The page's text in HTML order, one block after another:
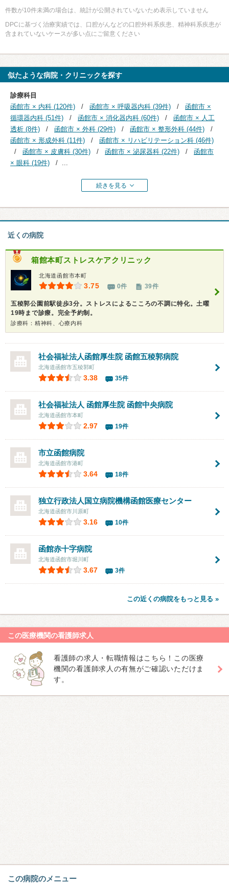
件数が10件未満の場合は、統計が公開されていないため表示していません
DPCに基づく治療実績では、口腔がんなどの口腔外科系疾患、精神科系疾患が
含まれていないケースが多い点にご留意ください
似たような病院・クリニックを探す
診療科目
函館市 × 内科 (120件)
函館市 × 呼吸器内科 (39件)
函館市 ×
循環器内科 (51件)
函館市 × 消化器内科 (60件)
函館市 × 人工
透析 (8件)
函館市 × 外科 (29件)
函館市 × 整形外科 (44件)
函館市 × 形成外科 (11件)
函館市 × リハビリテーション科 (46件)
函館市 × 皮膚科 (30件)
函館市 × 泌尿器科 (22件)
函館市
× 眼科 (19件)
続きを見る
近くの病院
箱館本町ストレスケアクリニック
北海道函館市本町
3.75 0件 39件
五稜郭公園前駅徒歩3分。ストレスによるこころの不調に特化。土曜
19時まで診療。完全予約制。
診療科：精神科、心療内科
社会福祉法人函館厚生院 函館五稜郭病院
北海道函館市五稜郭町
3.38 35件
社会福祉法人 函館厚生院 函館中央病院
北海道函館市本町
2.97 19件
市立函館病院
北海道函館市港町
3.64 18件
独立行政法人国立病院機構函館医療センター
北海道函館市川原町
3.16 10件
函館赤十字病院
北海道函館市堀川町
3.67 3件
この近くの病院をもっと見る »
この医療機関の看護師求人
看護師の求人・転職情報はこちら！この医療
機関の看護師求人の有無がご確認いただけま
す。
この病院のメニュー